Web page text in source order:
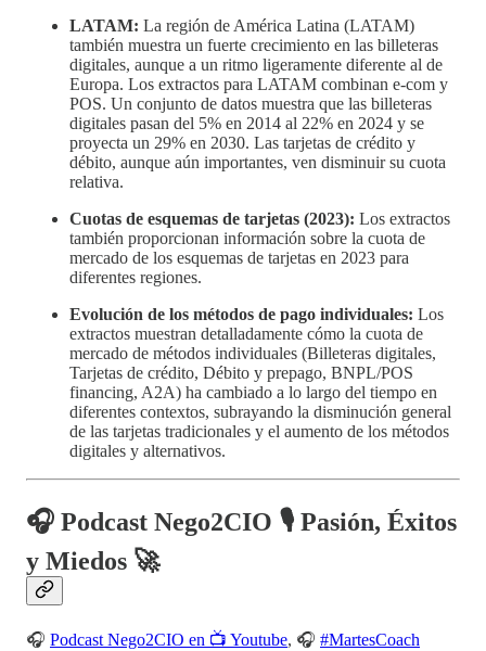
LATAM: La región de América Latina (LATAM)
también muestra un fuerte crecimiento en las billeteras
digitales, aunque a un ritmo ligeramente diferente al de
Europa. Los extractos para LATAM combinan e-com y
POS. Un conjunto de datos muestra que las billeteras
digitales pasan del 5% en 2014 al 22% en 2024 y se
proyecta un 29% en 2030. Las tarjetas de crédito y
débito, aunque aún importantes, ven disminuir su cuota
relativa.
Cuotas de esquemas de tarjetas (2023): Los extractos
también proporcionan información sobre la cuota de
mercado de los esquemas de tarjetas en 2023 para
diferentes regiones.
Evolución de los métodos de pago individuales: Los
extractos muestran detalladamente cómo la cuota de
mercado de métodos individuales (Billeteras digitales,
Tarjetas de crédito, Débito y prepago, BNPL/POS
financing, A2A) ha cambiado a lo largo del tiempo en
diferentes contextos, subrayando la disminución general
de las tarjetas tradicionales y el aumento de los métodos
digitales y alternativos.
🎧 Podcast Nego2CIO 🎙️ Pasión, Éxitos
y Miedos 🚀
🎧 Podcast Nego2CIO en 📺 Youtube, 🎧 #MartesCoach